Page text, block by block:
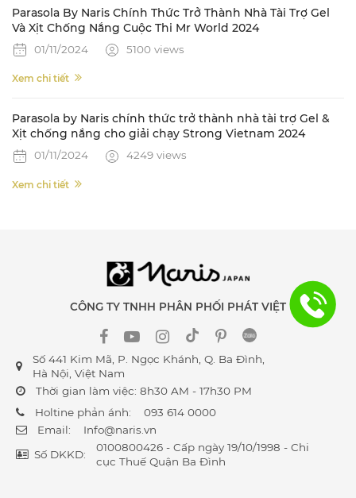
Parasola By Naris Chính Thức Trở Thành Nhà Tài Trợ Gel
Và Xịt Chống Nắng Cuộc Thi Mr World 2024
01/11/2024 5100 views
Xem chi tiết
Parasola by Naris chính thức trở thành nhà tài trợ Gel &
Xịt chống nắng cho giải chạy Strong Vietnam 2024
01/11/2024 4249 views
Xem chi tiết
CÔNG TY TNHH PHÂN PHỐI PHÁT VIỆT
Số 441 Kim Mã, P. Ngọc Khánh, Q. Ba Đình,
Hà Nội, Việt Nam
Thời gian làm việc: 8h30 AM - 17h30 PM
Holtine phản ánh:
093 614 0000
Email:
Info@naris.vn
Số DKKD:
0100800426 - Cấp ngày 19/10/1998 - Chi
cục Thuế Quận Ba Đình